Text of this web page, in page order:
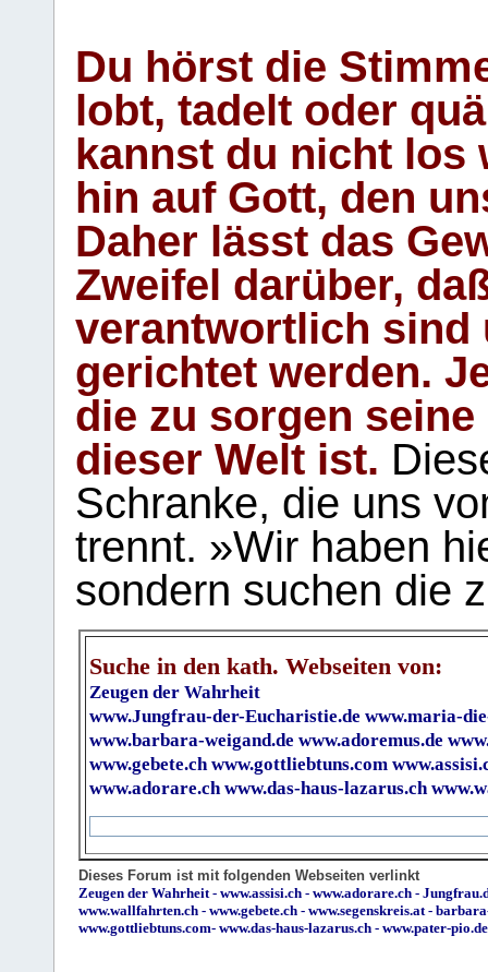
Du hörst die
lobt, tadelt oder
kannst du nicht los
hin auf Gott, den
Daher lässt das
Zweifel darüber,
verantwortlich sind
gerichtet werden.
die zu sorgen
dieser Welt ist.
Schranke, die uns
trennt. »Wir haben
sondern suchen die
Suche in den kath. Webseiten von:
Zeugen der Wahrheit
www.Jungfrau-der-Eucharistie.de www.maria-
www.barbara-weigand.de www.adoremus.de
www.gebete.ch www.gottliebtuns.com
www.adorare.ch www.das-haus-lazarus.ch
Dieses Forum ist mit folgenden Webseiten verlinkt
Zeugen der Wahrheit- www.assisi.ch - www.adorare.ch -
www.wallfahrten.ch - www.gebete.ch - www.segenskreis.at-
www.gottliebtuns.com- www.das-haus-lazarus.ch - www.pater-pio.de